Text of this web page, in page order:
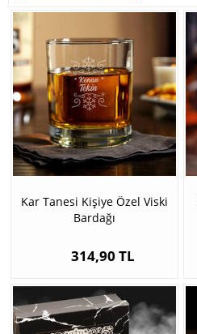
Kar Tanesi Kişiye Özel Viski
Bardağı
314,90 TL